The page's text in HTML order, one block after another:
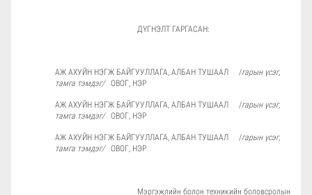
ДҮГНЭЛТ ГАРГАСАН:
АЖ АХУЙН НЭГЖ БАЙГУУЛЛАГА, АЛБАН ТУШААЛ /гарын үсэг,
тамга тэмдэг/ОВОГ, НЭР
АЖ АХУЙН НЭГЖ БАЙГУУЛЛАГА, АЛБАН ТУШААЛ /гарын үсэг,
тамга тэмдэг/ОВОГ, НЭР
АЖ АХУЙН НЭГЖ БАЙГУУЛЛАГА, АЛБАН ТУШААЛ /гарын үсэг,
тамга тэмдэг/ОВОГ, НЭР
Мэргэжлийн болон техникийн боловсролын